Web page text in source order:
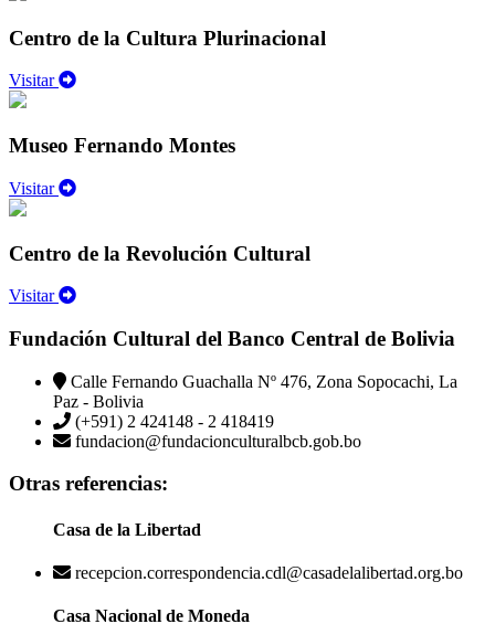
Centro de la Cultura Plurinacional
Visitar
Museo Fernando Montes
Visitar
Centro de la Revolución Cultural
Visitar
Fundación Cultural del Banco Central de Bolivia
Calle Fernando Guachalla Nº 476, Zona Sopocachi, La
Paz - Bolivia
(+591) 2 424148 - 2 418419
fundacion@fundacionculturalbcb.gob.bo
Otras referencias:
Casa de la Libertad
recepcion.correspondencia.cdl@casadelalibertad.org.bo
Casa Nacional de Moneda